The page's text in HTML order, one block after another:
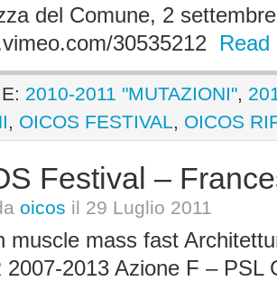
del Comune, 2
30535212 Read
2010-2011 "MUTAZIONI",
, OICOS FESTIVAL, OICOS
Festival –
oicos il 29 Luglio 2011
muscle mass fast
2007-2013 Azione F – PSL